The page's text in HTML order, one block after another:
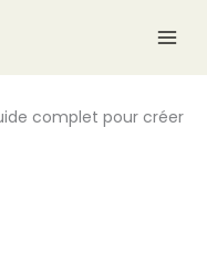
complet pour créer